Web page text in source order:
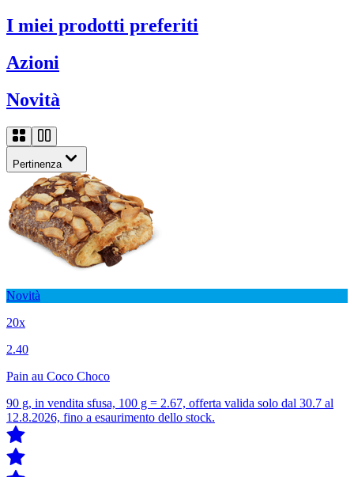
I miei prodotti preferiti
Azioni
Novità
Pertinenza
Novità
20x
2.40
Pain au Coco Choco
90 g, in vendita sfusa, 100 g = 2.67, offerta valida solo dal 30.7 al
12.8.2026, fino a esaurimento dello stock.